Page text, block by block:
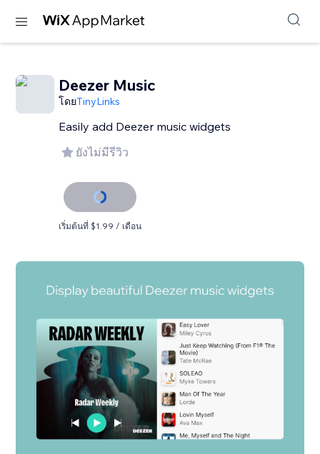
Deezer Music
โดยTinyLinks
Easily add Deezer music widgets
ยังไม่มีรีวิว
เริ่มต้นที่ $1.99 / เดือน